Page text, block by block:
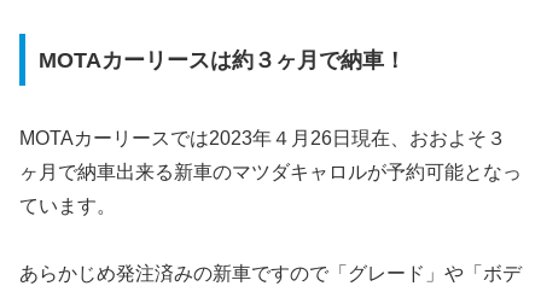
MOTAカーリースは約３ヶ月で納車！
MOTAカーリースでは2023年４月26日現在、おおよそ３
ヶ月で納車出来る新車のマツダキャロルが予約可能となっ
ています。
あらかじめ発注済みの新車ですので「グレード」や「ボデ